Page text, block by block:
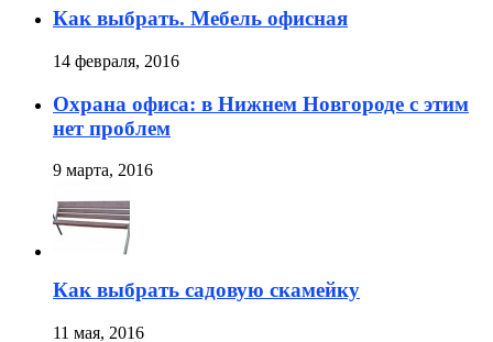
Как выбрать. Мебель офисная
14 февраля, 2016
Охрана офиса: в Нижнем Новгороде с этим
нет проблем
9 марта, 2016
Как выбрать садовую скамейку
11 мая, 2016